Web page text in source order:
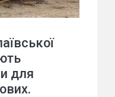
для